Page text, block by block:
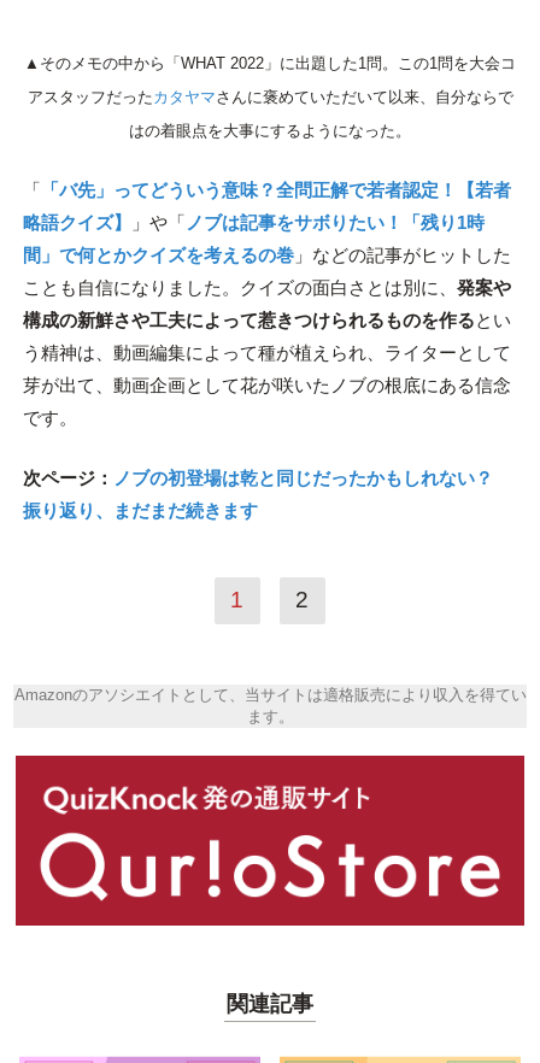
▲そのメモの中から「WHAT 2022」に出題した1問。この1問を大会コ
アスタッフだったカタヤマさんに褒めていただいて以来、自分ならで
はの着眼点を大事にするようになった。
「 「バ先」ってどういう意味？全問正解で若者認定！【若者
略語クイズ】
」や「 ノブは記事をサボりたい！「残り1時
間」で何とかクイズを考えるの巻」などの記事がヒットした
ことも自信になりました。クイズの面白さとは別に、 発案や
構成の新鮮さや工夫によって惹きつけられるものを作るとい
う精神は、動画編集によって種が植えられ、ライターとして
芽が出て、動画企画として花が咲いたノブの根底にある信念
です。
次ページ： ノブの初登場は乾と同じだったかもしれない？
振り返り、まだまだ続きます
1 2
Amazonのアソシエイトとして、当サイトは適格販売により収入を得てい
ます。
関連記事